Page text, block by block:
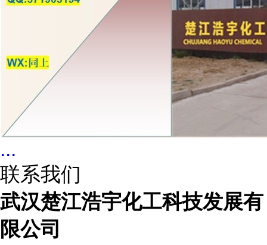
...
联系我们
武汉楚江浩宇化工科技发展有
限公司